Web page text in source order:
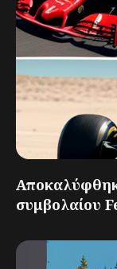
συμβολαίου